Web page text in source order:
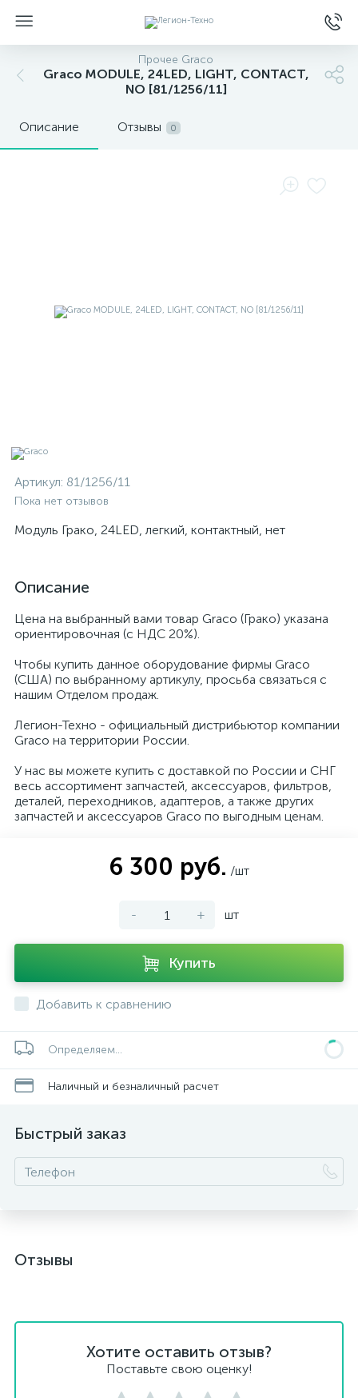
Прочее Graco
Graco MODULE, 24LED, LIGHT, CONTACT,
NO [81/1256/11]
Описание Отзывы 0
Артикул: 81/1256/11
Пока нет отзывов
Модуль Грако, 24LED, легкий, контактный, нет
Описание
Цена на выбранный вами товар Graco (Грако) указана
ориентировочная (с НДС 20%).
Чтобы купить данное оборудование фирмы Graco
(США) по выбранному артикулу, просьба связаться с
нашим Отделом продаж.
Легион-Техно - официальный дистрибьютор компании
Graco на территории России.
У нас вы можете купить с доставкой по России и СНГ
весь ассортимент запчастей, аксессуаров, фильтров,
деталей, переходников, адаптеров, а также других
запчастей и аксессуаров Graco по выгодным ценам.
6 300 руб. /шт
- + шт
Купить
Добавить к сравнению
Определяем...
Наличный и безналичный расчет
Быстрый заказ
Отзывы
Хотите оставить отзыв?
Поставьте свою оценку!